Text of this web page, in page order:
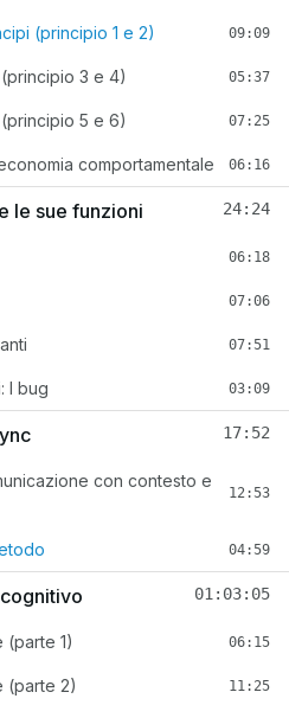
(principio 1 e 2) 09:09
3 e 4) 05:37
5 e 6) 07:25
comportamentale 06:16
le sue funzioni 24:24
06:18
07:06
07:51
I bug 03:09
17:52
con contesto e
12:53
04:59
01:03:05
(parte 1) 06:15
(parte 2) 11:25